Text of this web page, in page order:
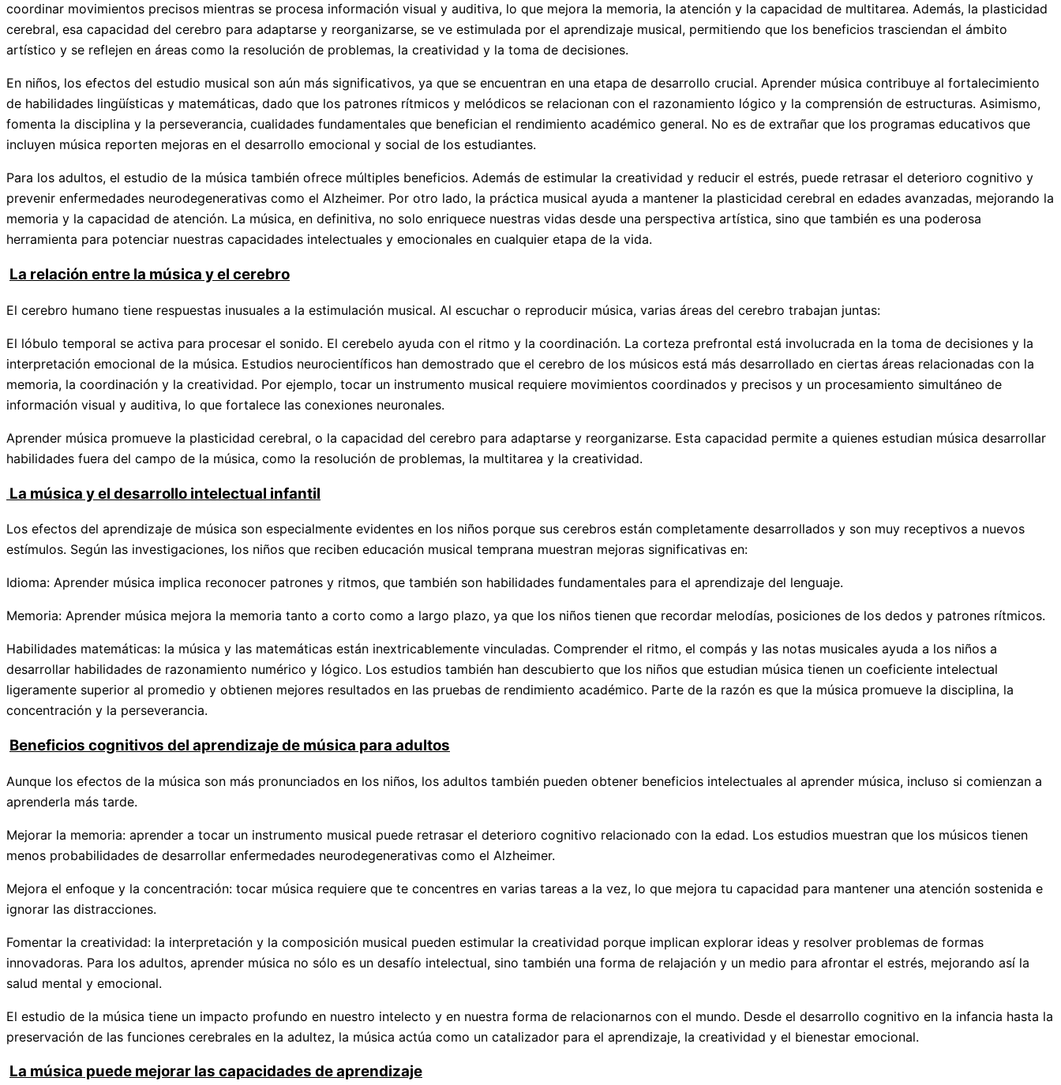
coordinar movimientos precisos mientras se procesa información visual y auditiva, lo que mejora la memoria, la atención y la capacidad de multitarea. Además, la plasticidad
cerebral, esa capacidad del cerebro para adaptarse y reorganizarse, se ve estimulada por el aprendizaje musical, permitiendo que los beneficios trasciendan el ámbito
artístico y se reflejen en áreas como la resolución de problemas, la creatividad y la toma de decisiones.
En niños, los efectos del estudio musical son aún más significativos, ya que se encuentran en una etapa de desarrollo crucial. Aprender música contribuye al fortalecimiento
de habilidades lingüísticas y matemáticas, dado que los patrones rítmicos y melódicos se relacionan con el razonamiento lógico y la comprensión de estructuras. Asimismo,
fomenta la disciplina y la perseverancia, cualidades fundamentales que benefician el rendimiento académico general. No es de extrañar que los programas educativos que
incluyen música reporten mejoras en el desarrollo emocional y social de los estudiantes.
Para los adultos, el estudio de la música también ofrece múltiples beneficios. Además de estimular la creatividad y reducir el estrés, puede retrasar el deterioro cognitivo y
prevenir enfermedades neurodegenerativas como el Alzheimer. Por otro lado, la práctica musical ayuda a mantener la plasticidad cerebral en edades avanzadas, mejorando la
memoria y la capacidad de atención. La música, en definitiva, no solo enriquece nuestras vidas desde una perspectiva artística, sino que también es una poderosa
herramienta para potenciar nuestras capacidades intelectuales y emocionales en cualquier etapa de la vida.
La relación entre la música y el cerebro
El cerebro humano tiene respuestas inusuales a la estimulación musical. Al escuchar o reproducir música, varias áreas del cerebro trabajan juntas:
El lóbulo temporal se activa para procesar el sonido. El cerebelo ayuda con el ritmo y la coordinación. La corteza prefrontal está involucrada en la toma de decisiones y la
interpretación emocional de la música. Estudios neurocientíficos han demostrado que el cerebro de los músicos está más desarrollado en ciertas áreas relacionadas con la
memoria, la coordinación y la creatividad. Por ejemplo, tocar un instrumento musical requiere movimientos coordinados y precisos y un procesamiento simultáneo de
información visual y auditiva, lo que fortalece las conexiones neuronales.
Aprender música promueve la plasticidad cerebral, o la capacidad del cerebro para adaptarse y reorganizarse. Esta capacidad permite a quienes estudian música desarrollar
habilidades fuera del campo de la música, como la resolución de problemas, la multitarea y la creatividad.
La música y el desarrollo intelectual infantil
Los efectos del aprendizaje de música son especialmente evidentes en los niños porque sus cerebros están completamente desarrollados y son muy receptivos a nuevos
estímulos. Según las investigaciones, los niños que reciben educación musical temprana muestran mejoras significativas en:
Idioma: Aprender música implica reconocer patrones y ritmos, que también son habilidades fundamentales para el aprendizaje del lenguaje.
Memoria: Aprender música mejora la memoria tanto a corto como a largo plazo, ya que los niños tienen que recordar melodías, posiciones de los dedos y patrones rítmicos.
Habilidades matemáticas: la música y las matemáticas están inextricablemente vinculadas. Comprender el ritmo, el compás y las notas musicales ayuda a los niños a
desarrollar habilidades de razonamiento numérico y lógico. Los estudios también han descubierto que los niños que estudian música tienen un coeficiente intelectual
ligeramente superior al promedio y obtienen mejores resultados en las pruebas de rendimiento académico. Parte de la razón es que la música promueve la disciplina, la
concentración y la perseverancia.
Beneficios cognitivos del aprendizaje de música para adultos
Aunque los efectos de la música son más pronunciados en los niños, los adultos también pueden obtener beneficios intelectuales al aprender música, incluso si comienzan a
aprenderla más tarde.
Mejorar la memoria: aprender a tocar un instrumento musical puede retrasar el deterioro cognitivo relacionado con la edad. Los estudios muestran que los músicos tienen
menos probabilidades de desarrollar enfermedades neurodegenerativas como el Alzheimer.
Mejora el enfoque y la concentración: tocar música requiere que te concentres en varias tareas a la vez, lo que mejora tu capacidad para mantener una atención sostenida e
ignorar las distracciones.
Fomentar la creatividad: la interpretación y la composición musical pueden estimular la creatividad porque implican explorar ideas y resolver problemas de formas
innovadoras. Para los adultos, aprender música no sólo es un desafío intelectual, sino también una forma de relajación y un medio para afrontar el estrés, mejorando así la
salud mental y emocional.
El estudio de la música tiene un impacto profundo en nuestro intelecto y en nuestra forma de relacionarnos con el mundo. Desde el desarrollo cognitivo en la infancia hasta la
preservación de las funciones cerebrales en la adultez, la música actúa como un catalizador para el aprendizaje, la creatividad y el bienestar emocional.
La música puede mejorar las capacidades de aprendizaje